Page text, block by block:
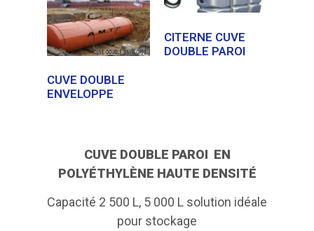
CUVE DOUBLE
ENVELOPPE
CITERNE CUVE
DOUBLE PAROI
CUVE DOUBLE PAROI EN
POLYÉTHYLÈNE HAUTE DENSITÉ
Capacité 2 500 L, 5 000 L solution idéale
pour stockage